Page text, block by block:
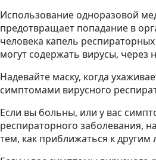
Использование одноразовой
предотвращает попадание в
человека капель
могут содержать вирусы, через
Надевайте маску, когда
симптомами вирусного
Если вы больны, или у вас
респираторного заболевания,
тем, как приближаться к другим